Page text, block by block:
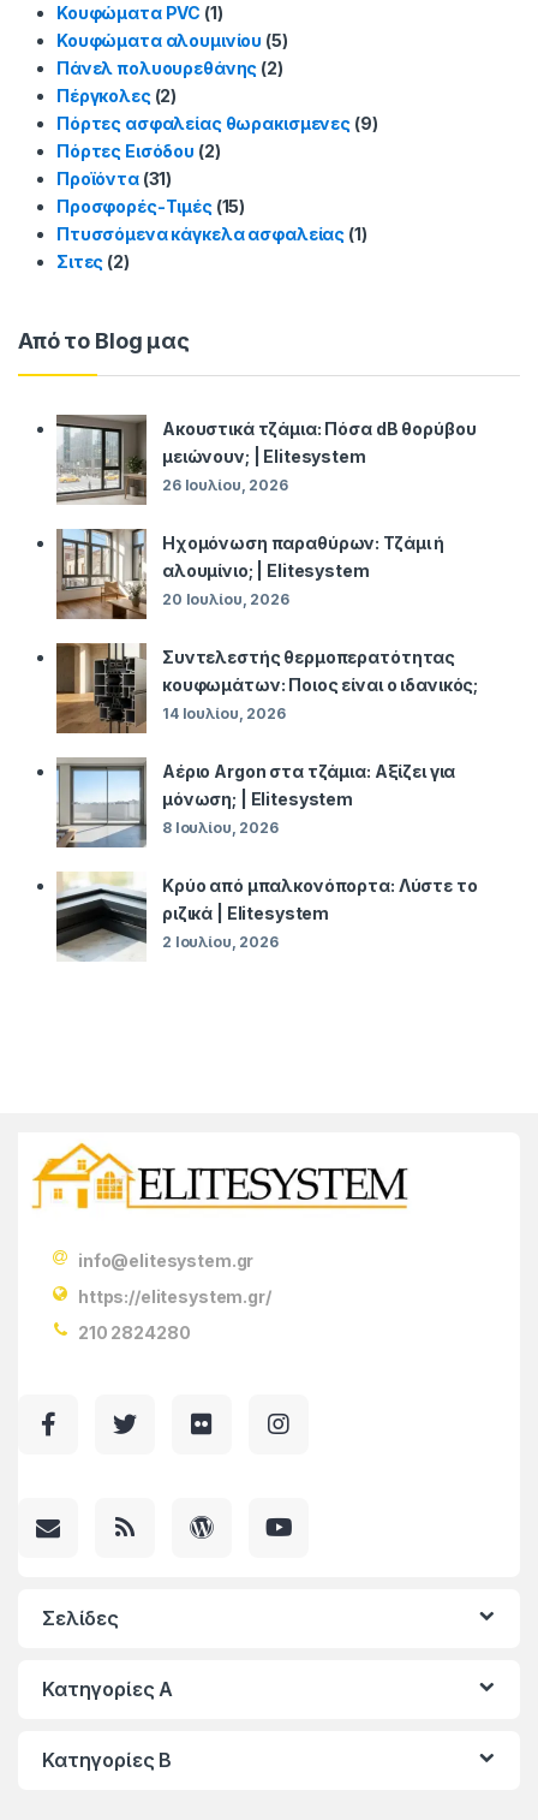
Κουφώματα PVC (1)
Κουφώματα αλουμινίου (5)
Πάνελ πολυουρεθάνης (2)
Πέργκολες(2)
Πόρτες ασφαλείας θωρακισμενες(9)
Πόρτες Εισόδου (2)
Προϊόντα(31)
Προσφορές-Τιμές(15)
Πτυσσόμενα κάγκελα ασφαλείας (1)
Σιτες (2)
Από το Blog μας
Ακουστικά τζάμια: Πόσα dB θορύβου
μειώνουν; | Elitesystem
26 Ιουλίου, 2026
Ηχομόνωση παραθύρων: Τζάμι ή
αλουμίνιο; | Elitesystem
20 Ιουλίου, 2026
Συντελεστής θερμοπερατότητας
κουφωμάτων: Ποιος είναι ο ιδανικός;
14 Ιουλίου, 2026
Αέριο Argon στα τζάμια: Αξίζει για
μόνωση; | Elitesystem
8 Ιουλίου, 2026
Κρύο από μπαλκονόπορτα: Λύστε το
ριζικά | Elitesystem
2 Ιουλίου, 2026
info@elitesystem.gr
https://elitesystem.gr/
210 2824280
Σελίδες
Κατηγορίες A
Κατηγορίες Β